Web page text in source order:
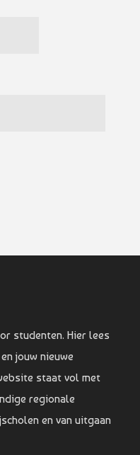
studenten. Hier lees
jouw nieuwe
staat vol met
regionale
en van uitgaan